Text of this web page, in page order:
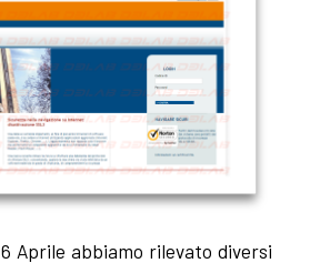
Aprile abbiamo rilevato diversi